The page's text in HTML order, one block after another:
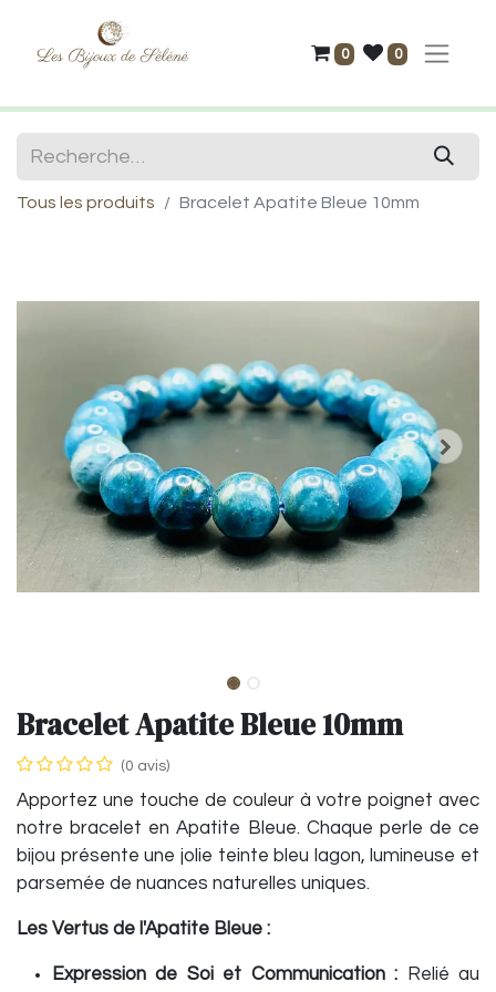
0 0
Tous les produits Bracelet Apatite Bleue 10mm
Bracelet Apatite Bleue 10mm
(0 avis)
Apportez une touche de couleur à votre poignet avec
notre bracelet en Apatite Bleue. Chaque perle de ce
bijou présente une jolie teinte bleu lagon, lumineuse et
parsemée de nuances naturelles uniques.
Les Vertus de l'Apatite Bleue :
Expression de Soi et Communication : Relié au